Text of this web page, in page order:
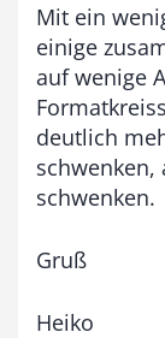
Mit ein
einige
auf wenige
deutlich
schwenken,
schwenken.
Gruß
Heiko